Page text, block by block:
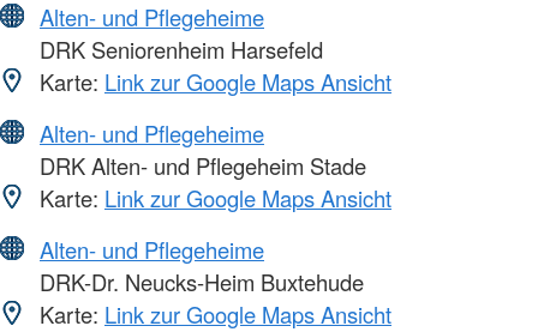
Alten- und Pflegeheime
DRK Seniorenheim Harsefeld
Karte: Link zur Google Maps Ansicht
Alten- und Pflegeheime
DRK Alten- und Pflegeheim Stade
Karte: Link zur Google Maps Ansicht
Alten- und Pflegeheime
DRK-Dr. Neucks-Heim Buxtehude
Karte: Link zur Google Maps Ansicht